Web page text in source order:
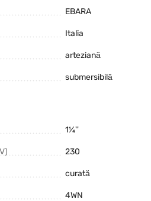
EBARA
Italia
arteziană
submersibilă
1¼''
230
curată
4WN